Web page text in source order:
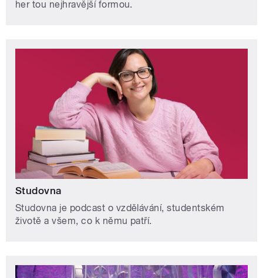
her tou nejhravější formou.
Studovna
Studovna je podcast o vzdělávání, studentském
životě a všem, co k němu patří.